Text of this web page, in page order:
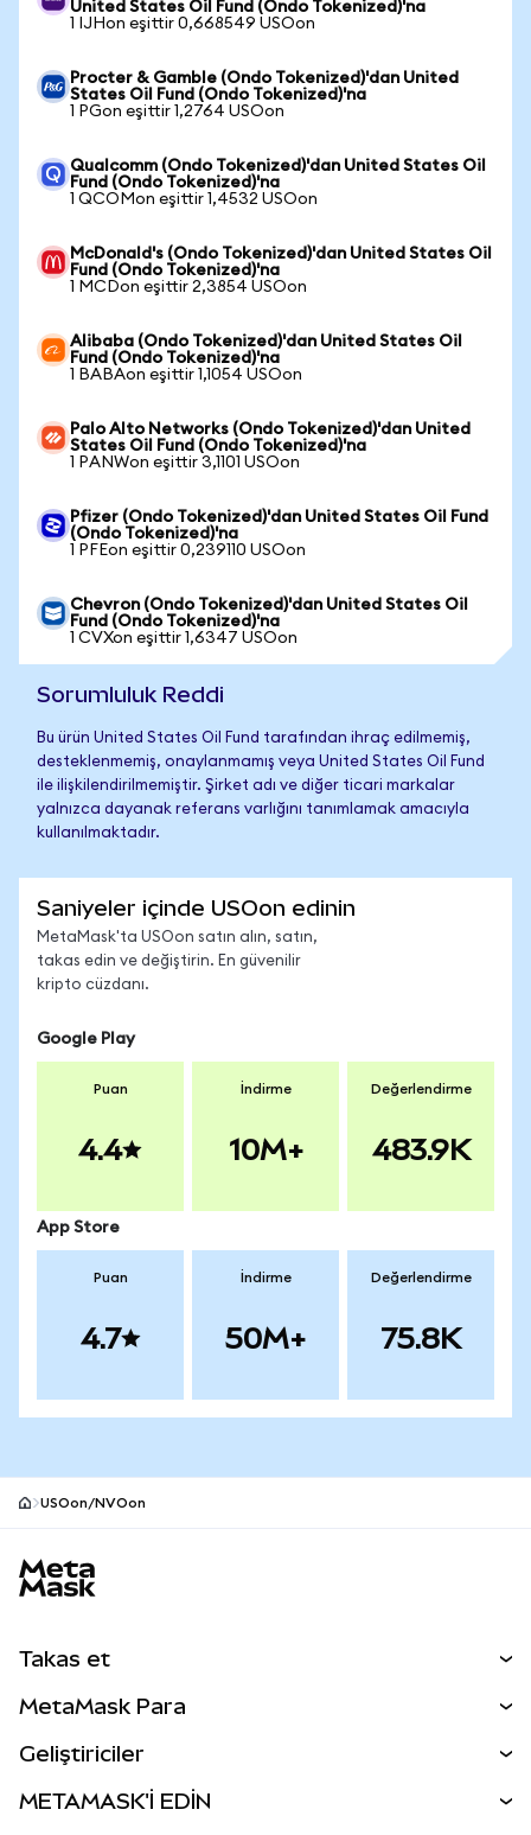
United States Oil Fund (Ondo Tokenized)'na
1 IJHon eşittir 0,668549 USOon
Procter & Gamble (Ondo Tokenized)'dan United
States Oil Fund (Ondo Tokenized)'na
1 PGon eşittir 1,2764 USOon
Qualcomm (Ondo Tokenized)'dan United States Oil
Fund (Ondo Tokenized)'na
1 QCOMon eşittir 1,4532 USOon
McDonald's (Ondo Tokenized)'dan United States Oil
Fund (Ondo Tokenized)'na
1 MCDon eşittir 2,3854 USOon
Alibaba (Ondo Tokenized)'dan United States Oil
Fund (Ondo Tokenized)'na
1 BABAon eşittir 1,1054 USOon
Palo Alto Networks (Ondo Tokenized)'dan United
States Oil Fund (Ondo Tokenized)'na
1 PANWon eşittir 3,1101 USOon
Pfizer (Ondo Tokenized)'dan United States Oil Fund
(Ondo Tokenized)'na
1 PFEon eşittir 0,239110 USOon
Chevron (Ondo Tokenized)'dan United States Oil
Fund (Ondo Tokenized)'na
1 CVXon eşittir 1,6347 USOon
Sorumluluk Reddi
Bu ürün United States Oil Fund tarafından ihraç edilmemiş,
desteklenmemiş, onaylanmamış veya United States Oil Fund
ile ilişkilendirilmemiştir. Şirket adı ve diğer ticari markalar
yalnızca dayanak referans varlığını tanımlamak amacıyla
kullanılmaktadır.
Saniyeler içinde USOon edinin
MetaMask'ta USOon satın alın, satın,
takas edin ve değiştirin. En güvenilir
kripto cüzdanı.
Google Play
Puan
4.4
İndirme
10M+
Değerlendirme
483.9K
App Store
Puan
4.7
İndirme
50M+
Değerlendirme
75.8K
USOon/NVOon
Takas et
Perps
RWA'lar
MetaMask Para
Geliştiriciler
METAMASK'İ EDİN